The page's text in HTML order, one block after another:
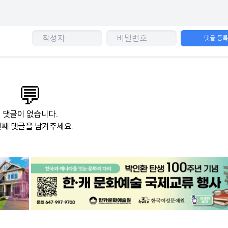
댓글 등록
💬
댓글이 없습니다.
댓글을 남겨주세요.